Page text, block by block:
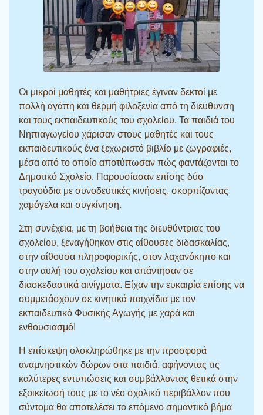
Οι μικροί μαθητές και μαθήτριες έγιναν δεκτοί με
πολλή αγάπη και θερμή φιλοξενία από τη διεύθυνση
και τους εκπαιδευτικούς του σχολείου. Τα παιδιά του
Νηπιαγωγείου χάρισαν στους μαθητές και τους
εκπαιδευτικούς ένα ξεχωριστό βιβλίο με ζωγραφιές,
μέσα από το οποίο αποτύπωσαν πώς φαντάζονται το
Δημοτικό Σχολείο. Παρουσίασαν επίσης δύο
τραγούδια με συνοδευτικές κινήσεις, σκορπίζοντας
χαμόγελα και συγκίνηση.
Στη συνέχεια, με τη βοήθεια της διευθύντριας του
σχολείου, ξεναγήθηκαν στις αίθουσες διδασκαλίας,
στην αίθουσα πληροφορικής, στον λαχανόκηπο και
στην αυλή του σχολείου και απάντησαν σε
διασκεδαστικά αινίγματα. Είχαν την ευκαιρία επίσης να
συμμετάσχουν σε κινητικά παιχνίδια με τον
εκπαιδευτικό Φυσικής Αγωγής με χαρά και
ενθουσιασμό!
Η επίσκεψη ολοκληρώθηκε με την προσφορά
αναμνηστικών δώρων στα παιδιά, αφήνοντας τις
καλύτερες εντυπώσεις και συμβάλλοντας θετικά στην
εξοικείωσή τους με το νέο σχολικό περιβάλλον που
σύντομα θα αποτελέσει το επόμενο σημαντικό βήμα